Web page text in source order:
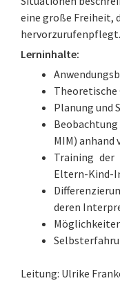
eine große Freiheit,
Lerninhalte:
Theoretische
Planung und
MIM) anhand
Training der
Eltern-Kind-
deren
Leitung: Ulrike